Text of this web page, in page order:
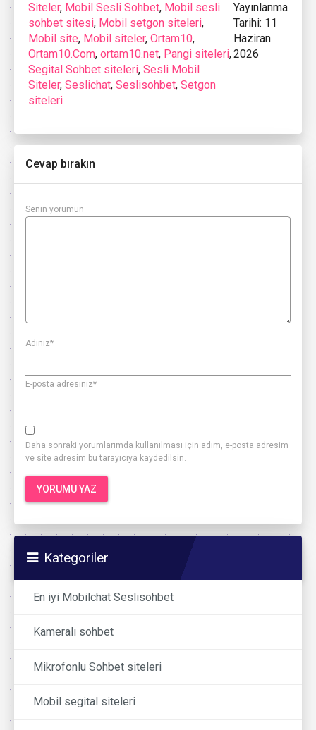
Siteler, Mobil Sesli Sohbet, Mobil sesli
sohbet sitesi, Mobil setgon siteleri,
Mobil site, Mobil siteler, Ortam10,
Ortam10.Com, ortam10.net, Pangi siteleri,
Segital Sohbet siteleri, Sesli Mobil
Siteler, Seslichat, Seslisohbet, Setgon
siteleri
Yayınlanma
Tarihi: 11
Haziran
2026
Cevap bırakın
Senin yorumun
Adınız*
E-posta adresiniz*
Daha sonraki yorumlarımda kullanılması için adım, e-posta adresim
ve site adresim bu tarayıcıya kaydedilsin.
Kategoriler
En iyi Mobilchat Seslisohbet
Kameralı sohbet
Mikrofonlu Sohbet siteleri
Mobil segital siteleri